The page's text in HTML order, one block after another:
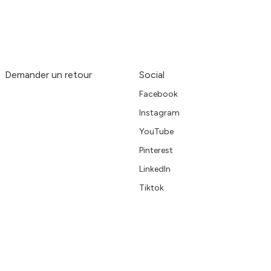
Demander un retour Social
Facebook
Instagram
YouTube
Pinterest
LinkedIn
Tiktok